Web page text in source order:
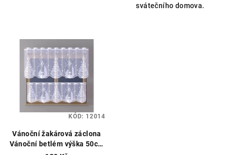
svátečního domova.
Vánoční žakárová záclona
Vánoční betlém výška 50cm
KÓD: 12014